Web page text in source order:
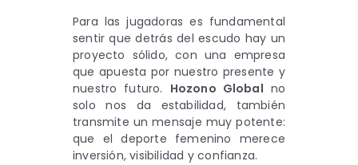
Para las jugadoras es fundamental
sentir que detrás del escudo hay un
proyecto sólido, con una empresa
que apuesta por nuestro presente y
nuestro futuro. Hozono Global no
solo nos da estabilidad, también
transmite un mensaje muy potente:
que el deporte femenino merece
inversión, visibilidad y confianza.